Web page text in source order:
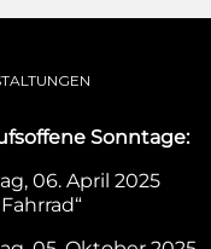
Sonntage:
06. April 2025